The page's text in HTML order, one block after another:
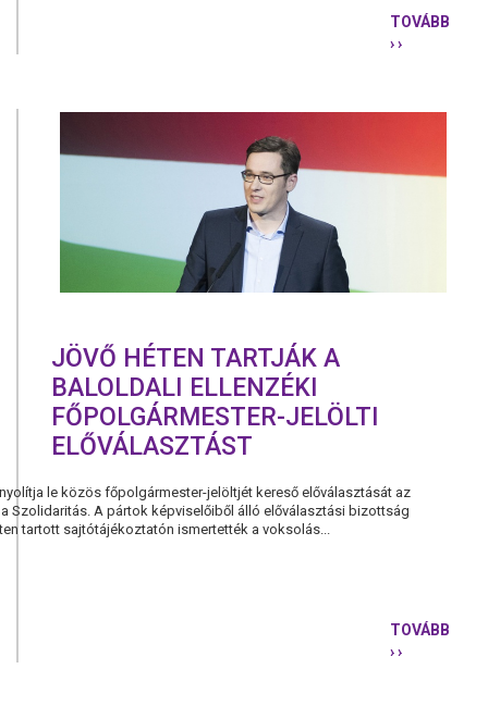
TOVÁBB
› ›
GERGELY
JÖVŐ HÉTEN TARTJÁK A
BALOLDALI ELLENZÉKI
FŐPOLGÁRMESTER-JELÖLTI
ELŐVÁLASZTÁST
le közös főpolgármester-jelöltjét kereső előválasztását az
a Szolidaritás. A pártok képviselőiből álló előválasztási bizottság
tartott sajtótájékoztatón ismertették a voksolás...
TOVÁBB
› ›